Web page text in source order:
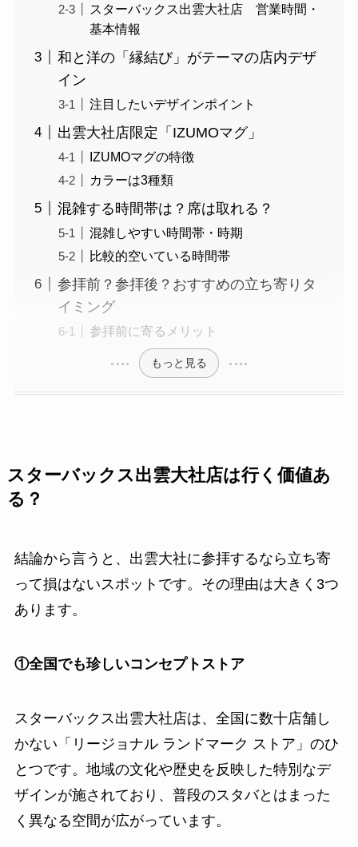
スターバックス出雲大社店 営業時間・
基本情報
和と洋の「縁結び」がテーマの店内デザ
イン
注目したいデザインポイント
出雲大社店限定「IZUMOマグ」
IZUMOマグの特徴
カラーは3種類
混雑する時間帯は？席は取れる？
混雑しやすい時間帯・時期
比較的空いている時間帯
参拝前？参拝後？おすすめの立ち寄りタ
イミング
参拝前に寄るメリット
もっと見る
スターバックス出雲大社店は行く価値あ
る？
結論から言うと、出雲大社に参拝するなら立ち寄
って損はないスポットです。その理由は大きく3つ
あります。
①全国でも珍しいコンセプトストア
スターバックス出雲大社店は、全国に数十店舗し
かない「リージョナル ランドマーク ストア」のひ
とつです。地域の文化や歴史を反映した特別なデ
ザインが施されており、普段のスタバとはまった
く異なる空間が広がっています。